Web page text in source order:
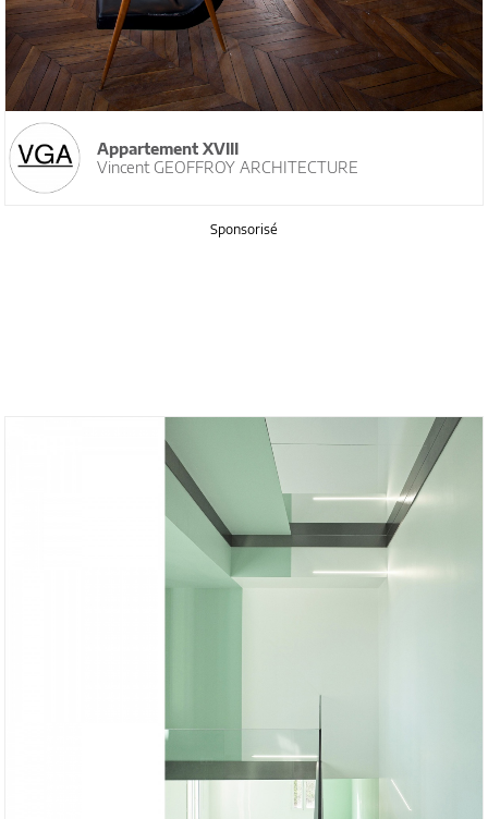
Appartement XVIII
Vincent GEOFFROY ARCHITECTURE
Sponsorisé